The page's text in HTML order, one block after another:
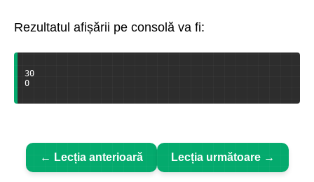
Rezultatul afișării pe consolă va fi:
30
0
← Lecția anterioară Lecția următoare →